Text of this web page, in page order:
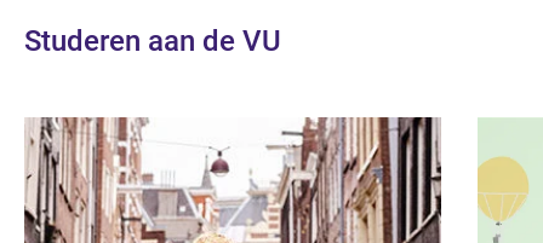
Studeren aan de VU